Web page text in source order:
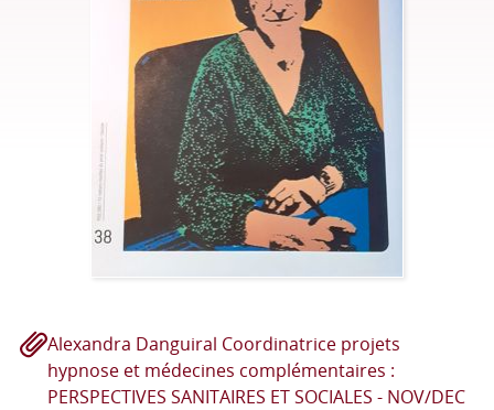
Alexandra Danguiral Coordinatrice projets
hypnose et médecines complémentaires :
PERSPECTIVES SANITAIRES ET SOCIALES - NOV/DEC